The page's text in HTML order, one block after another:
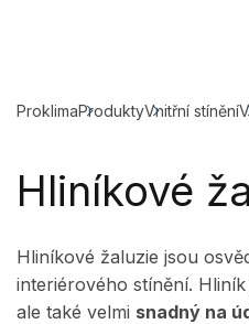
ProklimaProduktyVnitřní stínění
Hliníkové
Hliníkové žaluzie jsou
interiérového stínění. Hliník
ale také velmi snadný na